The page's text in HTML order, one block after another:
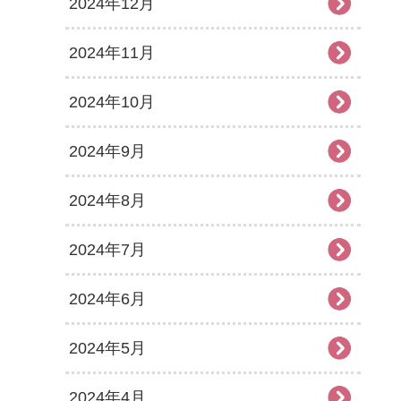
2024年12月
2024年11月
2024年10月
2024年9月
2024年8月
2024年7月
2024年6月
2024年5月